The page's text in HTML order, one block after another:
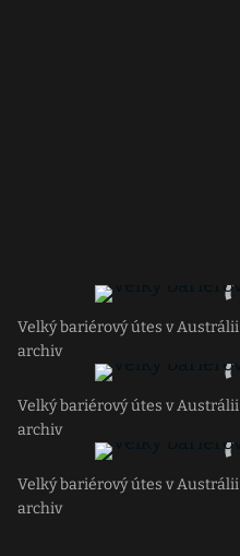
Velký bariérový útes v Austrálii
archiv
Velký bariérový útes v Austrálii
archiv
Velký bariérový útes v Austrálii
archiv